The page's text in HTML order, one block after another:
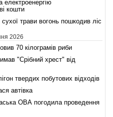
електроенергію
кошти
трави вогонь пошкодив ліс
2026
70 кілограмів риби
"Срібний хрест" від
твердих побутових відходів
автівка
ОВА погодила проведення